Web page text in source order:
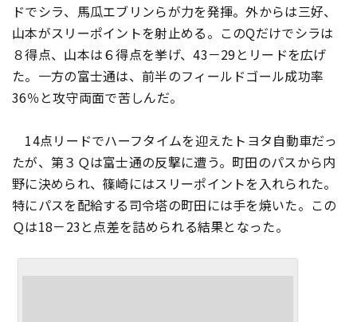
ドでシラ、馬瓜エブリンらが力を発揮。外からは三好、
山本がスリーポイントを射止める。このQだけでシラは
８得点、山本は６得点を挙げ、43－29とリードを広げ
た。一方の富士通は、前半のフィールドゴール成功率
36％と攻守両面で苦しんだ。
14点リードでハーフタイムを迎えたトヨタ自動車だっ
たが、第３Ｑは富士通の反撃に遭う。町田のパスから内
野に決められ、篠崎にはスリーポイントを入れられた。
特にパスを配給する司令塔の町田には手を焼いた。この
Ｑは18－23と点差を詰められる結果となった。